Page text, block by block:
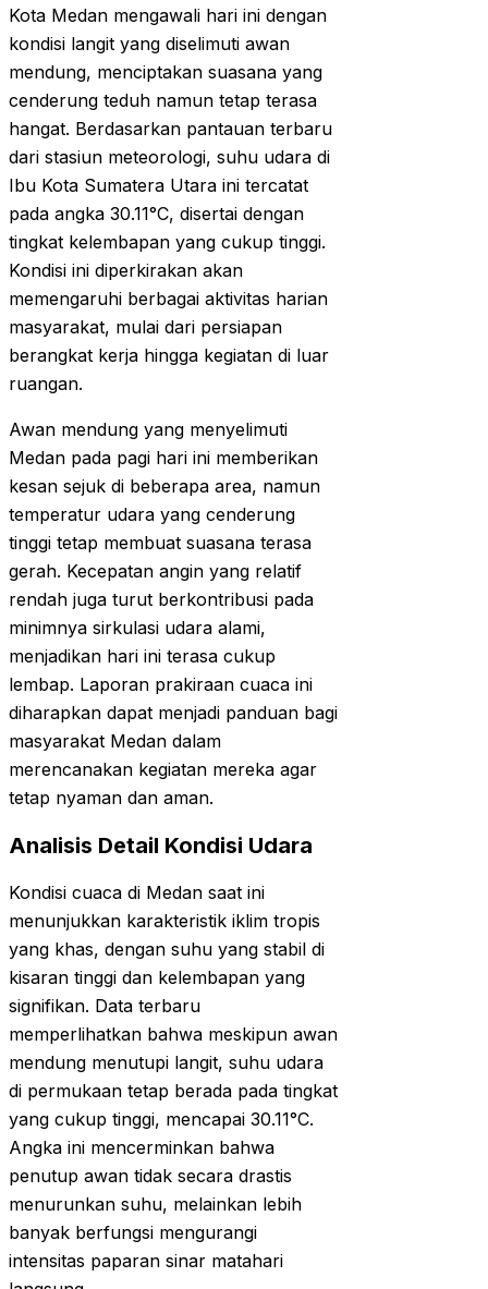
Kota Medan mengawali hari ini dengan
kondisi langit yang diselimuti awan
mendung, menciptakan suasana yang
cenderung teduh namun tetap terasa
hangat. Berdasarkan pantauan terbaru
dari stasiun meteorologi, suhu udara di
Ibu Kota Sumatera Utara ini tercatat
pada angka 30.11°C, disertai dengan
tingkat kelembapan yang cukup tinggi.
Kondisi ini diperkirakan akan
memengaruhi berbagai aktivitas harian
masyarakat, mulai dari persiapan
berangkat kerja hingga kegiatan di luar
ruangan.
Awan mendung yang menyelimuti
Medan pada pagi hari ini memberikan
kesan sejuk di beberapa area, namun
temperatur udara yang cenderung
tinggi tetap membuat suasana terasa
gerah. Kecepatan angin yang relatif
rendah juga turut berkontribusi pada
minimnya sirkulasi udara alami,
menjadikan hari ini terasa cukup
lembap. Laporan prakiraan cuaca ini
diharapkan dapat menjadi panduan bagi
masyarakat Medan dalam
merencanakan kegiatan mereka agar
tetap nyaman dan aman.
Analisis Detail Kondisi Udara
Kondisi cuaca di Medan saat ini
menunjukkan karakteristik iklim tropis
yang khas, dengan suhu yang stabil di
kisaran tinggi dan kelembapan yang
signifikan. Data terbaru
memperlihatkan bahwa meskipun awan
mendung menutupi langit, suhu udara
di permukaan tetap berada pada tingkat
yang cukup tinggi, mencapai 30.11°C.
Angka ini mencerminkan bahwa
penutup awan tidak secara drastis
menurunkan suhu, melainkan lebih
banyak berfungsi mengurangi
intensitas paparan sinar matahari